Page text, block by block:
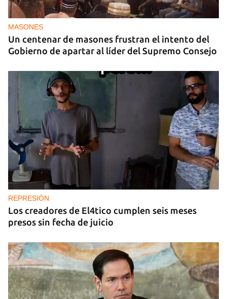
MASONES
Un centenar de masones frustran el intento del
Gobierno de apartar al líder del Supremo Consejo
REPRESIÓN
Los creadores de El4tico cumplen seis meses
presos sin fecha de juicio